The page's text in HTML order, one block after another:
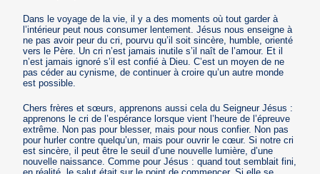
Dans le voyage de la vie, il y a des moments où tout garder à
l’intérieur peut nous consumer lentement. Jésus nous enseigne à
ne pas avoir peur du cri, pourvu qu’il soit sincère, humble, orienté
vers le Père. Un cri n’est jamais inutile s’il naît de l’amour. Et il
n’est jamais ignoré s’il est confié à Dieu. C’est un moyen de ne
pas céder au cynisme, de continuer à croire qu’un autre monde
est possible.
Chers frères et sœurs, apprenons aussi cela du Seigneur Jésus :
apprenons le cri de l’espérance lorsque vient l’heure de l’épreuve
extrême. Non pas pour blesser, mais pour nous confier. Non pas
pour hurler contre quelqu’un, mais pour ouvrir le cœur. Si notre cri
est sincère, il peut être le seuil d’une nouvelle lumière, d’une
nouvelle naissance. Comme pour Jésus : quand tout semblait fini,